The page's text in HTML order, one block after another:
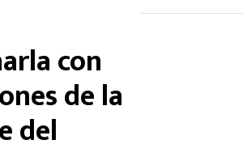
Boxeo
Béisbol
NFL
con
de la
del